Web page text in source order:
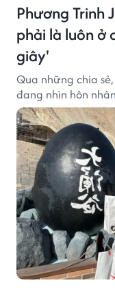
Phương Trinh
phải là luôn ở
giây'
Qua những chia
đang nhìn hôn